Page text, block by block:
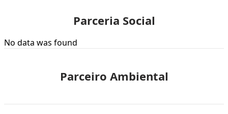
Parceria Social
No data was found
Parceiro Ambiental